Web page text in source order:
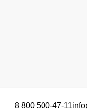
8 800 500-47-11